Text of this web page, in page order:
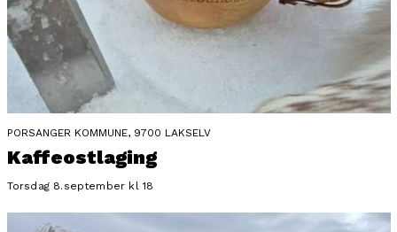
PORSANGER KOMMUNE, 9700 LAKSELV
Kaffeostlaging
Torsdag 8.september kl 18